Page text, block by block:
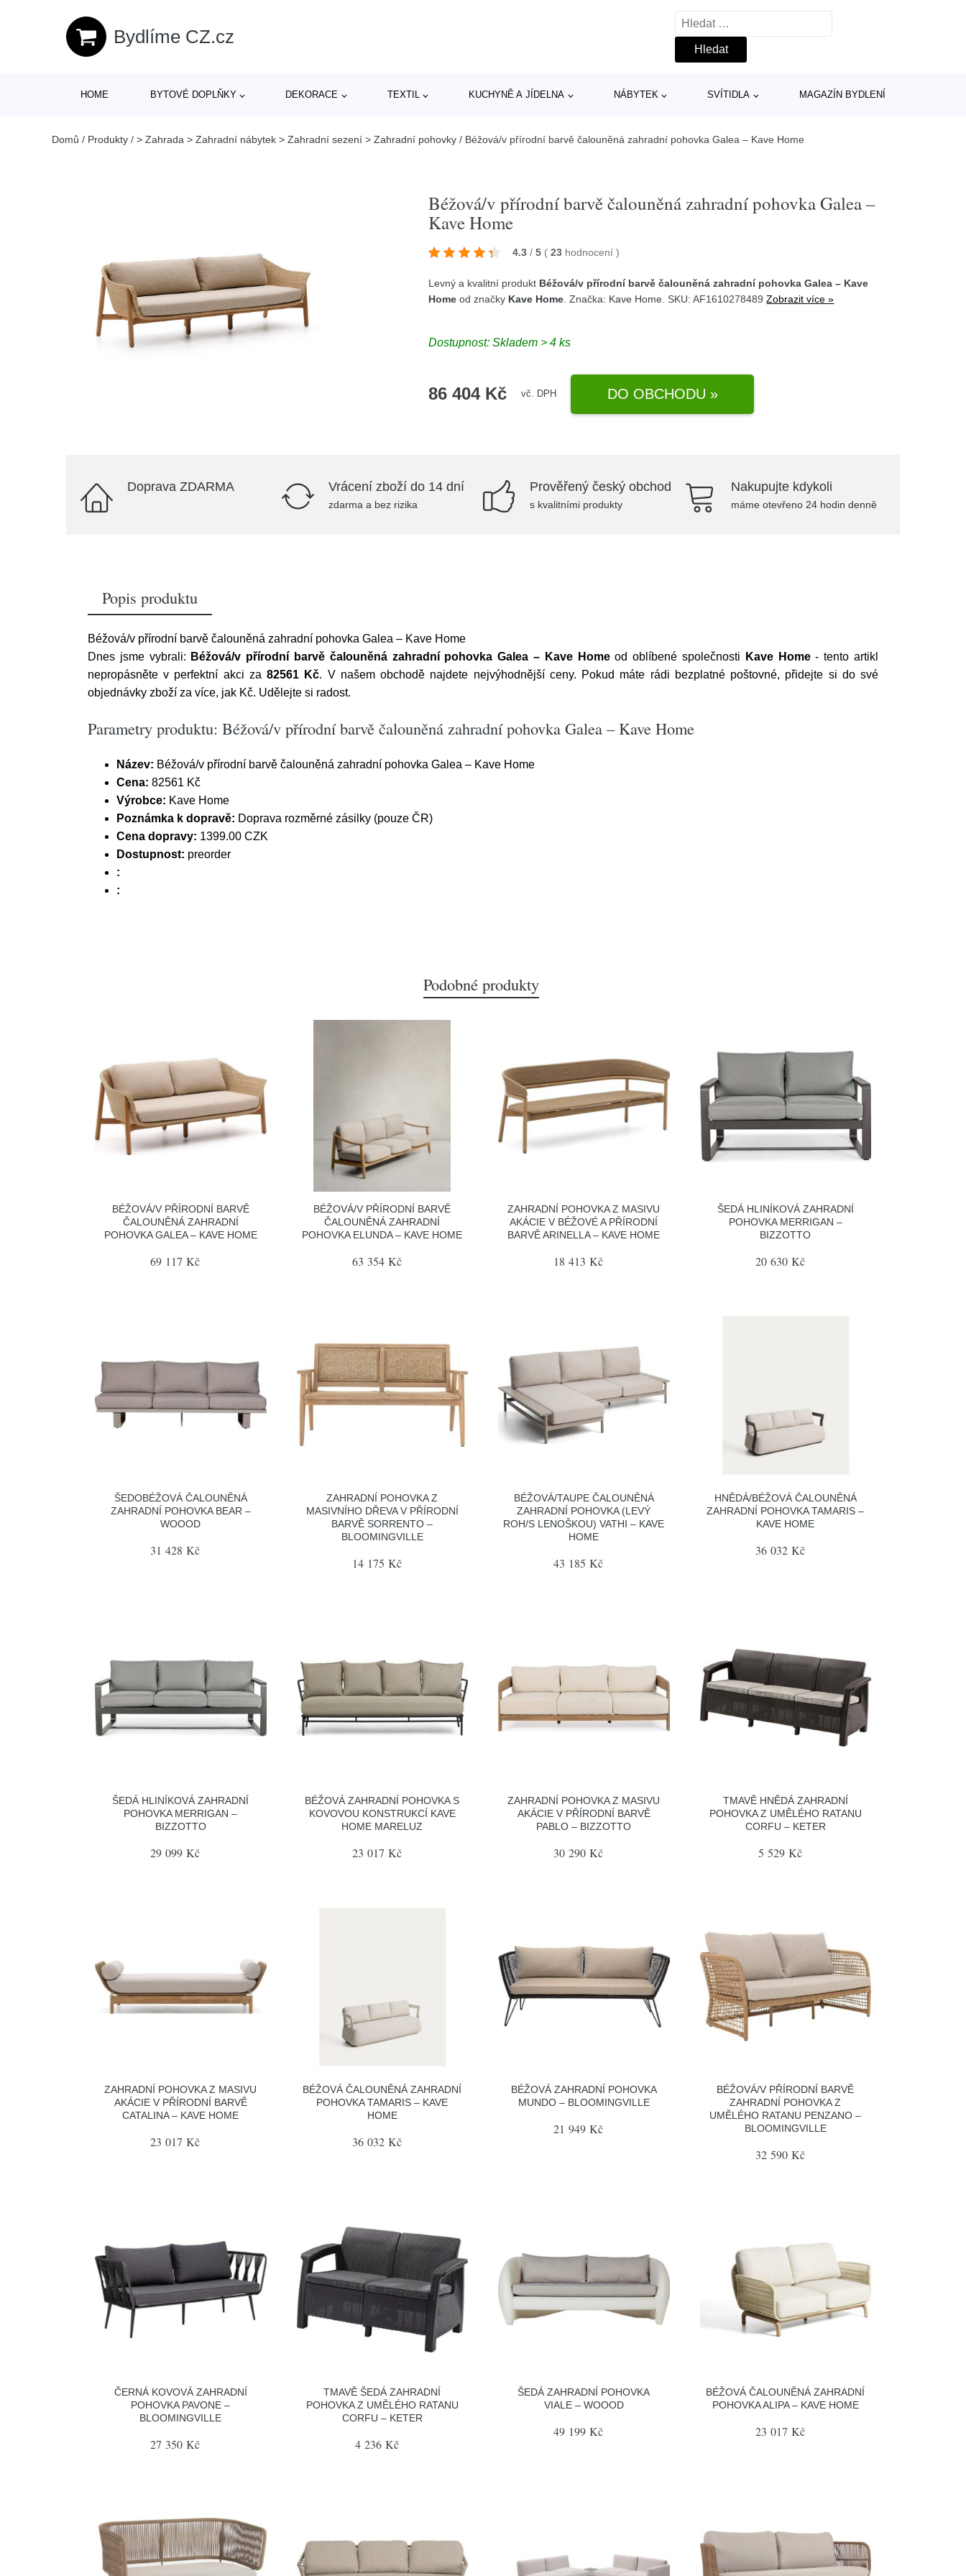
Bydlíme CZ.cz
Vyhledávání
HOME BYTOVÉ DOPLŇKY DEKORACE TEXTIL KUCHYNĚ A JÍDELNA NÁBYTEK SVÍTIDLA MAGAZÍN BYDLENÍ
Domů / Produkty / > Zahrada > Zahradní nábytek > Zahradní sezení > Zahradní pohovky / Béžová/v přírodní barvě čalouněná zahradní pohovka Galea – Kave Home
Béžová/v přírodní barvě čalouněná zahradní pohovka Galea –
Kave Home
4.3 / 5 ( 23 hodnocení)
Levný a kvalitní produkt Béžová/v přírodní barvě čalouněná zahradní pohovka Galea – Kave
Home od značky Kave Home . Značka: Kave Home . SKU: AF1610278489Zobrazit více »
Dostupnost:Skladem > 4 ks
86 404 Kč vč. DPH DO OBCHODU »
Doprava ZDARMA Vrácení zboží do 14 dní
zdarma a bez rizika
Prověřený český obchod
s kvalitními produkty
Nakupujte kdykoli
máme otevřeno 24 hodin denně
Popis produktu
Béžová/v přírodní barvě čalouněná zahradní pohovka Galea – Kave Home
Dnes jsme vybrali: Béžová/v přírodní barvě čalouněná zahradní pohovka Galea – Kave Homeod oblíbené společnosti Kave Home- tento artikl
nepropásněte v perfektní akci za82561 Kč. V našem obchodě najdete nejvýhodnější ceny. Pokud máte rádi bezplatné poštovné, přidejte si do své
objednávky zboží za více, jak Kč. Udělejte si radost.
Parametry produktu: Béžová/v přírodní barvě čalouněná zahradní pohovka Galea – Kave Home
Název: Béžová/v přírodní barvě čalouněná zahradní pohovka Galea – Kave Home
Cena: 82561 Kč
Výrobce: Kave Home
Poznámka k dopravě: Doprava rozměrné zásilky (pouze ČR)
Cena dopravy: 1399.00 CZK
Dostupnost: preorder
:
:
Podobné produkty
BÉŽOVÁ/V PŘÍRODNÍ BARVĚ
ČALOUNĚNÁ ZAHRADNÍ
POHOVKA GALEA – KAVE HOME
69 117 Kč
BÉŽOVÁ/V PŘÍRODNÍ BARVĚ
ČALOUNĚNÁ ZAHRADNÍ
POHOVKA ELUNDA – KAVE HOME
63 354 Kč
ZAHRADNÍ POHOVKA Z MASIVU
AKÁCIE V BÉŽOVÉ A PŘÍRODNÍ
BARVĚ ARINELLA – KAVE HOME
18 413 Kč
ŠEDÁ HLINÍKOVÁ ZAHRADNÍ
POHOVKA MERRIGAN –
BIZZOTTO
20 630 Kč
ŠEDOBÉŽOVÁ ČALOUNĚNÁ
ZAHRADNÍ POHOVKA BEAR –
WOOOD
31 428 Kč
ZAHRADNÍ POHOVKA Z
MASIVNÍHO DŘEVA V PŘÍRODNÍ
BARVĚ SORRENTO –
BLOOMINGVILLE
14 175 Kč
BÉŽOVÁ/TAUPE ČALOUNĚNÁ
ZAHRADNÍ POHOVKA (LEVÝ
ROH/S LENOŠKOU) VATHI – KAVE
HOME
43 185 Kč
HNĚDÁ/BÉŽOVÁ ČALOUNĚNÁ
ZAHRADNÍ POHOVKA TAMARIS –
KAVE HOME
36 032 Kč
ŠEDÁ HLINÍKOVÁ ZAHRADNÍ
POHOVKA MERRIGAN –
BIZZOTTO
29 099 Kč
BÉŽOVÁ ZAHRADNÍ POHOVKA S
KOVOVOU KONSTRUKCÍ KAVE
HOME MARELUZ
23 017 Kč
ZAHRADNÍ POHOVKA Z MASIVU
AKÁCIE V PŘÍRODNÍ BARVĚ
PABLO – BIZZOTTO
30 290 Kč
TMAVĚ HNĚDÁ ZAHRADNÍ
POHOVKA Z UMĚLÉHO RATANU
CORFU – KETER
5 529 Kč
ZAHRADNÍ POHOVKA Z MASIVU
AKÁCIE V PŘÍRODNÍ BARVĚ
CATALINA – KAVE HOME
23 017 Kč
BÉŽOVÁ ČALOUNĚNÁ ZAHRADNÍ
POHOVKA TAMARIS – KAVE
HOME
36 032 Kč
BÉŽOVÁ ZAHRADNÍ POHOVKA
MUNDO – BLOOMINGVILLE
21 949 Kč
BÉŽOVÁ/V PŘÍRODNÍ BARVĚ
ZAHRADNÍ POHOVKA Z
UMĚLÉHO RATANU PENZANO –
BLOOMINGVILLE
32 590 Kč
ČERNÁ KOVOVÁ ZAHRADNÍ
POHOVKA PAVONE –
BLOOMINGVILLE
27 350 Kč
TMAVĚ ŠEDÁ ZAHRADNÍ
POHOVKA Z UMĚLÉHO RATANU
CORFU – KETER
4 236 Kč
ŠEDÁ ZAHRADNÍ POHOVKA
VIALE – WOOOD
49 199 Kč
BÉŽOVÁ ČALOUNĚNÁ ZAHRADNÍ
POHOVKA ALIPA – KAVE HOME
23 017 Kč